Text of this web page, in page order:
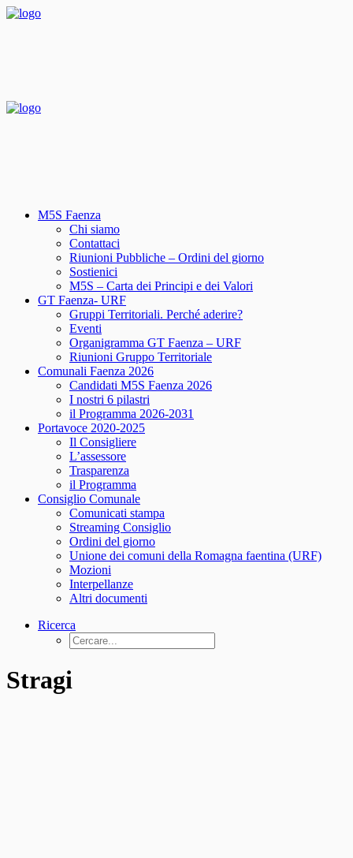
M5S Faenza
Chi siamo
Contattaci
Riunioni Pubbliche – Ordini del giorno
Sostienici
M5S – Carta dei Principi e dei Valori
GT Faenza- URF
Gruppi Territoriali. Perché aderire?
Eventi
Organigramma GT Faenza – URF
Riunioni Gruppo Territoriale
Comunali Faenza 2026
Candidati M5S Faenza 2026
I nostri 6 pilastri
il Programma 2026-2031
Portavoce 2020-2025
Il Consigliere
L’assessore
Trasparenza
il Programma
Consiglio Comunale
Comunicati stampa
Streaming Consiglio
Ordini del giorno
Unione dei comuni della Romagna faentina (URF)
Mozioni
Interpellanze
Altri documenti
Ricerca
Stragi